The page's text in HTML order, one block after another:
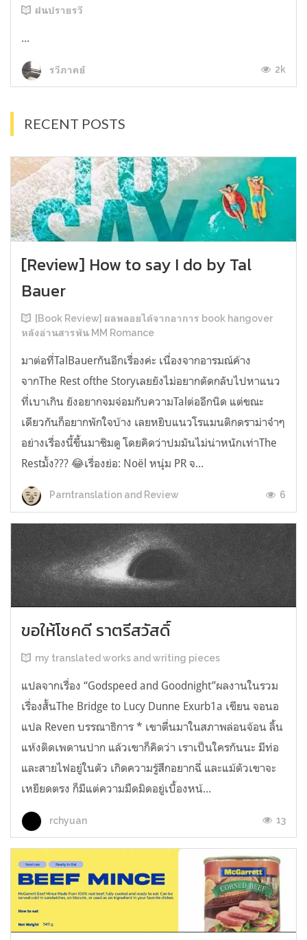
ฝนปรายรวี
...
รวีภาคย์ 2k
RECENT POSTS
[Review] How to say I do by Tal
Bauer
[Book Review] ผลพลอยได้จากอาการ book hangover
หลังอ่านสารพัน MM Romance
มาต่อที่TalBauerกันอีกเรื่องค่ะ เนื่องจากอารมณ์ค้าง
จากThe Rest ofthe Storyเลยยังไม่อยากตัดกลับไปหาแนว
ที่เบาเกิน ยังอยากจมจ่อมกับความTalต่ออีกนิด แต่ขณะ
เดียวกันก็อยากพักใจบ้าง เลยหยิบแนวโรแมนติกดราม่าจ๋าๆ
อย่างเรื่องนี้ขึ้นมาชิมดู โดยคิดว่าปมมันไม่น่าหนักเท่าThe
Restมั้ง??? 😂เรื่องย่อ: Noël หนุ่ม PR จ...
Parntranslation and Review 6
ขอให้โชคดี ราตรีสวัสดิ์
my translated works and writing pieces
แปลจากเรื่อง “Godspeed and Goodnight”ผลงานในรวม
เรื่องสั้นThe Bridge to Lucy Dunne Exurb1a เขียน จอนอ
แปล Reven บรรณาธิการ * เขาตื่นมาในสภาพล่อนจ้อน ลิ้น
แห้งติดเพดานปาก แล้วเขาก็คิดว่า เราเป็นใครกันนะ มีท่อ
และสายไฟอยู่ในตัว เกิดความรู้สึกอยากฉี่ และแม้ตัวเขาจะ
เหยียดตรง ก็มีแต่ความมืดมิดอยู่เบื้องหน้...
rchyuan 13